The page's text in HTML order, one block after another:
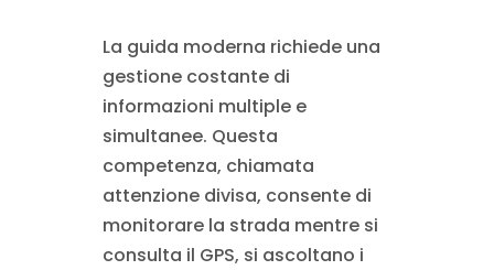
La guida moderna richiede una
gestione costante di
informazioni multiple e
simultanee. Questa
competenza, chiamata
attenzione divisa, consente di
monitorare la strada mentre si
consulta il GPS, si ascoltano i